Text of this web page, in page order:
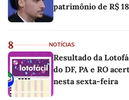
patrimônio de R$
8 NOTÍCIAS
Resultado da
do DF, PA e RO
nesta sexta-feira